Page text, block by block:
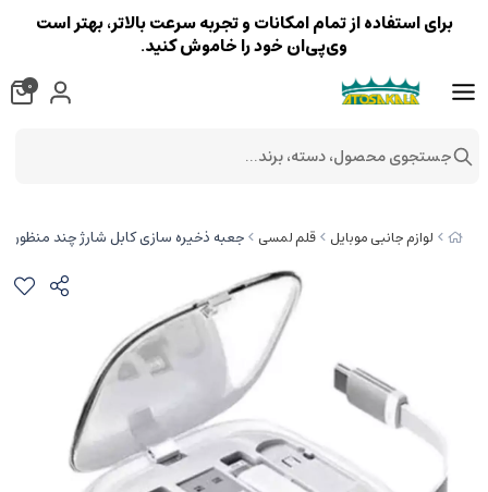
لوازم جانبی موبایل قلم لمسی جعبه ذخیره سازی کابل شارژ چند منظوره
برای استفاده از تمام امکانات و تجربه سرعت بالاتر، بهتر است
وی‌پی‌ان خود را خاموش کنید.
0
جستجوی محصول، دسته، برند...